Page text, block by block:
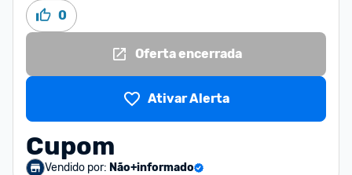
0
Oferta encerrada
Ativar Alerta
Cupom
Vendido por: Não+informado